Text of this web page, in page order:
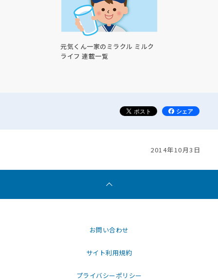
元気くん一家のミラクル ミルク
ライフ 連載一覧
2014年10月3日
お問い合わせ
サイト利用規約
プライバシーポリシー